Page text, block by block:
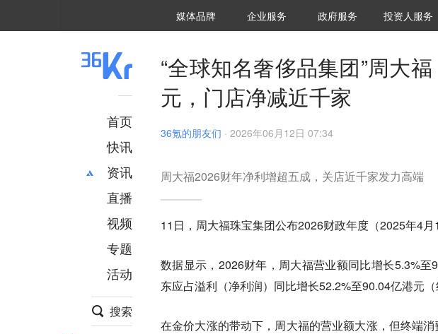
媒体品牌 36Kr研究院
企业服务 城市之窗
政府服务 VClub投资机构
投资机构职位推
投资人服务
首页
快讯
资讯
推荐
财经
项目推荐
安徽
直播
视频
专题
活动
搜索
“全球知名奢侈品集团”周大
元，门店净减近千家
36氪的朋友们 · 2026年06月12日 07:34
周大福2026财年净利增超五成，关店近千家发力高端
11日，周大福珠宝集团公布2026财政年度（2025年4
数据显示，2026财年，周大福营业额同比增长5.3%
东应占溢利（净利润）同比增长52.2%至90.04亿港元（
在金价大涨的带动下，周大福的营业额大涨，但终端